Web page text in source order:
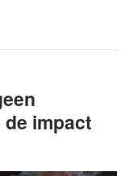
impact